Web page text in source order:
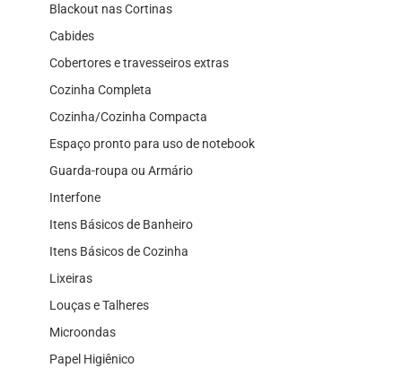
Blackout nas Cortinas
Cabides
Cobertores e travesseiros extras
Cozinha Completa
Cozinha/Cozinha Compacta
Espaço pronto para uso de notebook
Guarda-roupa ou Armário
Interfone
Itens Básicos de Banheiro
Itens Básicos de Cozinha
Lixeiras
Louças e Talheres
Microondas
Papel Higiênico